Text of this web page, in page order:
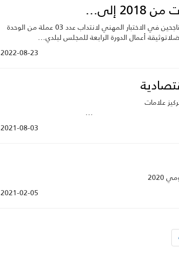
إلى...
بلاغ التصريح بالنتائج النهائية للناجحين في الاختبار المهني لانتداب عدد 03 عملة من الوحدة
أعمال الدورة الرابعة للمجلس لبلدي...
2022-08-23
1-رخصة تركيز علامات
...
2021-08-03
2020
2021-02-05